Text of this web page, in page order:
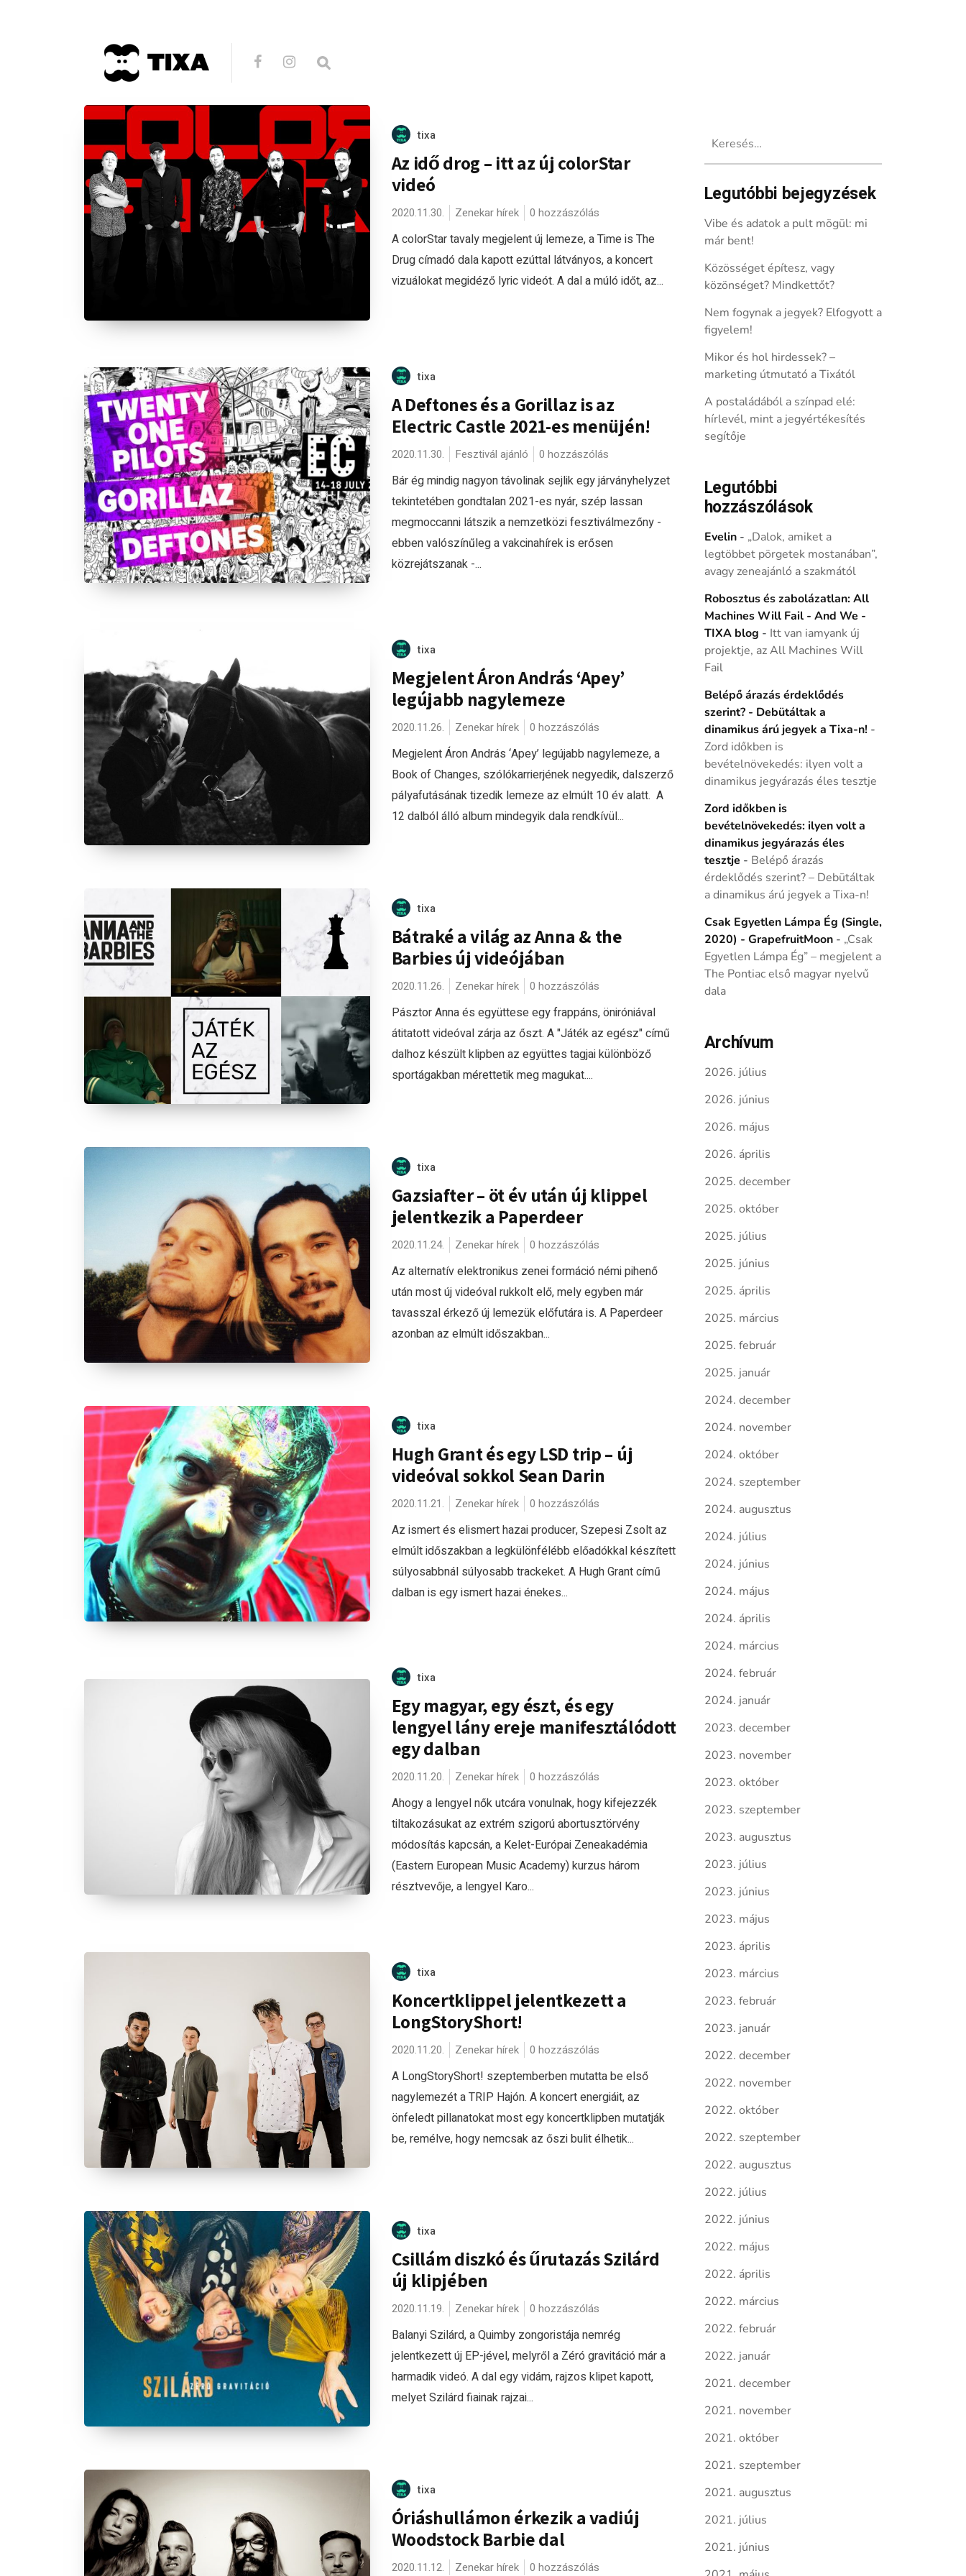
tixa
Az idő drog – itt az új colorStar
videó
2020.11.30. Zenekar hírek 0 hozzászólás
A colorStar tavaly megjelent új lemeze, a Time is The
Drug címadó dala kapott ezúttal látványos, a koncert
vizuálokat megidéző lyric videót. A dal a múló időt, az...
tixa
A Deftones és a Gorillaz is az
Electric Castle 2021-es menüjén!
2020.11.30. Fesztivál ajánló 0 hozzászólás
Bár ég mindig nagyon távolinak sejlik egy járványhelyzet
tekintetében gondtalan 2021-es nyár, szép lassan
megmoccanni látszik a nemzetközi fesztiválmezőny -
ebben valószínűleg a vakcinahírek is erősen
közrejátszanak -...
tixa
Megjelent Áron András ‘Apey’
legújabb nagylemeze
2020.11.26. Zenekar hírek 0 hozzászólás
Megjelent Áron András ‘Apey’ legújabb nagylemeze, a
Book of Changes, szólókarrierjének negyedik, dalszerző
pályafutásának tizedik lemeze az elmúlt 10 év alatt. A
12 dalból álló album mindegyik dala rendkívül...
tixa
Bátraké a világ az Anna & the
Barbies új videójában
2020.11.26. Zenekar hírek 0 hozzászólás
Pásztor Anna és együttese egy frappáns, öniróniával
átitatott videóval zárja az őszt. A "Játék az egész" című
dalhoz készült klipben az együttes tagjai különböző
sportágakban mérettetik meg magukat....
tixa
Gazsiafter – öt év után új klippel
jelentkezik a Paperdeer
2020.11.24. Zenekar hírek 0 hozzászólás
Az alternatív elektronikus zenei formáció némi pihenő
után most új videóval rukkolt elő, mely egyben már
tavasszal érkező új lemezük előfutára is. A Paperdeer
azonban az elmúlt időszakban...
tixa
Hugh Grant és egy LSD trip – új
videóval sokkol Sean Darin
2020.11.21. Zenekar hírek 0 hozzászólás
Az ismert és elismert hazai producer, Szepesi Zsolt az
elmúlt időszakban a legkülönfélébb előadókkal készített
súlyosabbnál súlyosabb trackeket. A Hugh Grant című
dalban is egy ismert hazai énekes...
tixa
Egy magyar, egy észt, és egy
lengyel lány ereje manifesztálódott
egy dalban
2020.11.20. Zenekar hírek 0 hozzászólás
Ahogy a lengyel nők utcára vonulnak, hogy kifejezzék
tiltakozásukat az extrém szigorú abortusztörvény
módosítás kapcsán, a Kelet-Európai Zeneakadémia
(Eastern European Music Academy) kurzus három
résztvevője, a lengyel Karo...
tixa
Koncertklippel jelentkezett a
LongStoryShort!
2020.11.20. Zenekar hírek 0 hozzászólás
A LongStoryShort! szeptemberben mutatta be első
nagylemezét a TRIP Hajón. A koncert energiáit, az
önfeledt pillanatokat most egy koncertklipben mutatják
be, remélve, hogy nemcsak az őszi bulit élhetik...
tixa
Csillám diszkó és űrutazás Szilárd
új klipjében
2020.11.19. Zenekar hírek 0 hozzászólás
Balanyi Szilárd, a Quimby zongoristája nemrég
jelentkezett új EP-jével, melyről a Zéró gravitáció már a
harmadik videó. A dal egy vidám, rajzos klipet kapott,
melyet Szilárd fiainak rajzai...
tixa
Óriáshullámon érkezik a vadiúj
Woodstock Barbie dal
2020.11.12. Zenekar hírek 0 hozzászólás
Legutóbbi bejegyzések
Vibe és adatok a pult mögül: mi
már bent!
Közösséget építesz, vagy
közönséget? Mindkettőt?
Nem fogynak a jegyek? Elfogyott a
figyelem!
Mikor és hol hirdessek? –
marketing útmutató a Tixától
A postaládából a színpad elé:
hírlevél, mint a jegyértékesítés
segítője
Legutóbbi
hozzászólások
Evelin- „Dalok, amiket a
legtöbbet pörgetek mostanában”,
avagy zeneajánló a szakmától
Robosztus és zabolázatlan: All
Machines Will Fail - And We -
TIXA blog - Itt van iamyank új
projektje, az All Machines Will
Fail
Belépő árazás érdeklődés
szerint? - Debütáltak a
dinamikus árú jegyek a Tixa-n! -
Zord időkben is
bevételnövekedés: ilyen volt a
dinamikus jegyárazás éles tesztje
Zord időkben is
bevételnövekedés: ilyen volt a
dinamikus jegyárazás éles
tesztje - Belépő árazás
érdeklődés szerint? – Debütáltak
a dinamikus árú jegyek a Tixa-n!
Csak Egyetlen Lámpa Ég (Single,
2020) - GrapefruitMoon- „Csak
Egyetlen Lámpa Ég” – megjelent a
The Pontiac első magyar nyelvű
dala
Archívum
2026. július
2026. június
2026. május
2026. április
2025. december
2025. október
2025. július
2025. június
2025. április
2025. március
2025. február
2025. január
2024. december
2024. november
2024. október
2024. szeptember
2024. augusztus
2024. július
2024. június
2024. május
2024. április
2024. március
2024. február
2024. január
2023. december
2023. november
2023. október
2023. szeptember
2023. augusztus
2023. július
2023. június
2023. május
2023. április
2023. március
2023. február
2023. január
2022. december
2022. november
2022. október
2022. szeptember
2022. augusztus
2022. július
2022. június
2022. május
2022. április
2022. március
2022. február
2022. január
2021. december
2021. november
2021. október
2021. szeptember
2021. augusztus
2021. július
2021. június